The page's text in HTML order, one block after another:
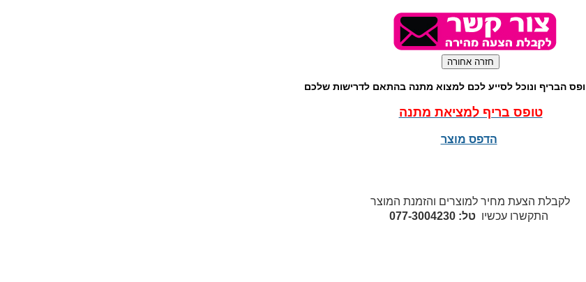
הבריף ונוכל לסייע לכם למצוא מתנה בהתאם לדרישות שלכם
טופס בריף למציאת מתנה
הדפס מוצר
לקבלת הצעת מחיר למוצרים והזמנת המוצר
התקשרו עכשיו טל: 077-3004230